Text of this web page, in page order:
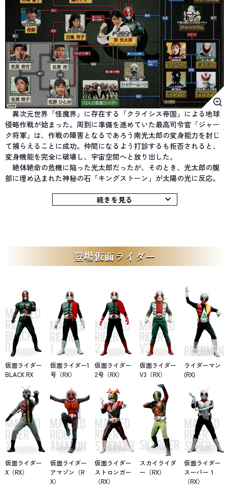
異次元世界「怪魔界」に存在する「クライシス帝国」による地球
侵略作戦が始まった。周到に準備を進めていた最高司令官「ジャー
ク将軍」は、作戦の障害となるであろう南光太郎の変身能力を封じ
て捕らえることに成功。仲間になるよう打診するも拒否されると、
変身機能を完全に破壊し、宇宙空間へと放り出した。
絶体絶命の危機に陥った光太郎だったが、そのとき、光太郎の腹
部に埋め込まれた神秘の石「キングストーン」が太陽の光に反応。
RX」へと進化を果たす。こうしてRXとクライシスによる新たな戦い
へのフォームチェンジ能力を得て、これに対抗。さらに、ジャーク
将軍の手により蘇った、過去の記憶を失いRXとの戦いだけを求めた
そんななか、クライシスに皇帝の特別査察官として「ダスマダー
大佐」が赴任。より本格的な侵攻作戦が始まろうとしていたが、世
界中に散っていた正義の戦士たちもそんな状況を黙って見ているわ
けがなかった。「仮面ライダー1号」を代表する10人の仮面ライダー
たちが日本へと集結し、光太郎に助力。11人の仮面ライダーたちと
クライシスによる、過去に類を見ない最大規模の総力戦が今、始ま
る！
続きを見る
登場仮面ライダー
仮面ライダー
BLACK RX
仮面ライダー1
号（RX）
仮面ライダー
2号（RX）
仮面ライダー
V3（RX）
ライダーマン
(RX)
仮面ライダー
X（RX）
仮面ライダー
アマゾン（R
X）
仮面ライダー
ストロンガー
（RX）
スカイライダ
ー（RX）
仮面ライダー
スーパー１
（RX）